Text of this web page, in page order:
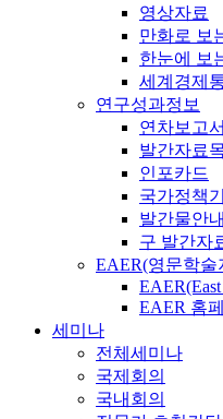
영상자료
만화로 보
한눈에 보
세계경제
연구성과정보
연차보고서
발간자료
인포카드
국가정책
발간물안내
구 발간자
EAER(영문학술
EAER 홈
세미나
전체세미나
국제회의
국내회의